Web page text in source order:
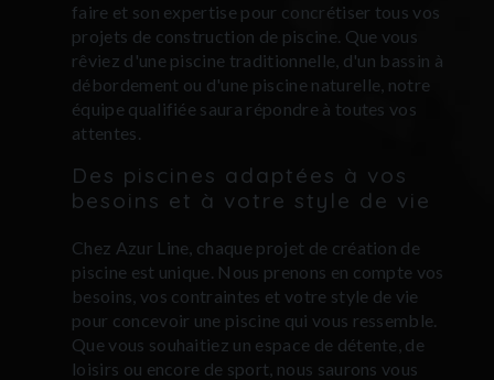
faire et son expertise pour concrétiser tous vos
projets de construction de piscine. Que vous
rêviez d'une piscine traditionnelle, d'un bassin à
débordement ou d'une piscine naturelle, notre
équipe qualifiée saura répondre à toutes vos
attentes.
Des piscines adaptées à vos
besoins et à votre style de vie
Chez Azur Line, chaque projet de création de
piscine est unique. Nous prenons en compte vos
besoins, vos contraintes et votre style de vie
pour concevoir une piscine qui vous ressemble.
Que vous souhaitiez un espace de détente, de
loisirs ou encore de sport, nous saurons vous